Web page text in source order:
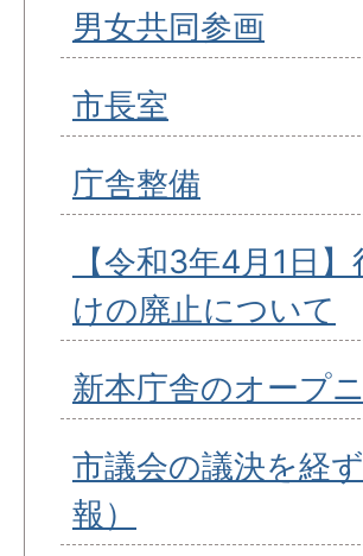
男女共同参画
市長室
庁舎整備
【令和3年4月1日
けの廃止について
新本庁舎のオープ
市議会の議決を経
報）